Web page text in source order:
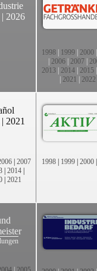
| 2026
1998 1999 2000
2006 2007
2013 2014 2015
2021 2022
| 2021
| 2007
| 2014 |
| 2021
1998 | 1999 | 2000 |